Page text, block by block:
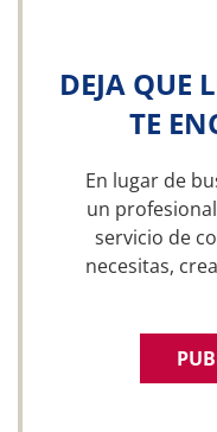
DEJA QUE
TE
En lugar de
un
servicio de
necesitas,